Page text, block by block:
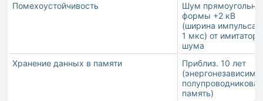
Помехоустойчивость
Шум
формы +2 кВ
(ширина импульса -
1 мкс) от имитатора
шума
Хранение данных в памяти
Приблиз. 10 лет
полупроводниковая
память)